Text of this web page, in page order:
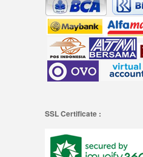
SSL Certificate :